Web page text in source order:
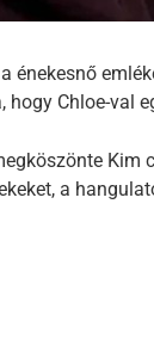
énekesnő
Chloe-val
Kim
a